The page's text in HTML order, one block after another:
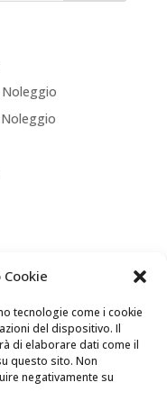
tecnologie come i cookie
del dispositivo. Il
di elaborare dati come il
questo sito. Non
negativamente su
PADOVA TREVISO